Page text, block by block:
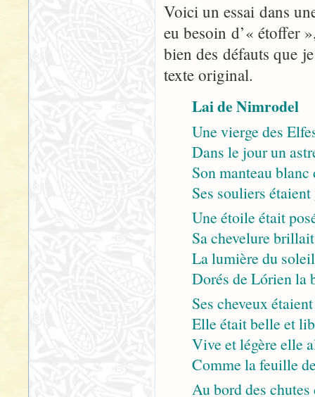
Voici un essai dans
eu besoin d’« étoffer
bien des défauts que
texte original.
Lai de Nimrodel
Une vierge des
Dans le jour un
Son manteau
Ses souliers
Une étoile était
Sa chevelure
La lumière du
Dorés de Lórien la
Ses cheveux
Elle était belle et
Vive et légère elle
Comme la feuille
Au bord des